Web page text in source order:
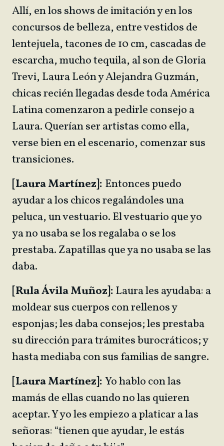
Allí, en los shows de imitación y en los
concursos de belleza, entre vestidos de
lentejuela, tacones de 10 cm, cascadas de
escarcha, mucho tequila, al son de Gloria
Trevi, Laura León y Alejandra Guzmán,
chicas recién llegadas desde toda América
Latina comenzaron a pedirle consejo a
Laura. Querían ser artistas como ella,
verse bien en el escenario, comenzar sus
transiciones.
[Laura Martínez]: Entonces puedo
ayudar a los chicos regalándoles una
peluca, un vestuario. El vestuario que yo
ya no usaba se los regalaba o se los
prestaba. Zapatillas que ya no usaba se las
daba.
[Rula Ávila Muñoz]:Laura les ayudaba: a
moldear sus cuerpos con rellenos y
esponjas; les daba consejos; les prestaba
su dirección para trámites burocráticos; y
hasta mediaba con sus familias de sangre.
[Laura Martínez]:Yo hablo con las
mamás de ellas cuando no las quieren
aceptar. Y yo les empiezo a platicar a las
señoras: “tienen que ayudar, le estás